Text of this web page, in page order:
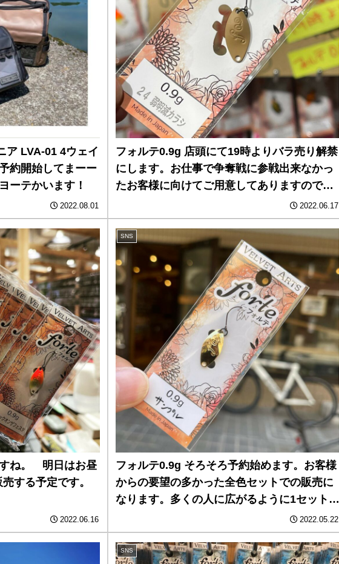
ア LVA-01 4ウェイ
約開始してまーー
ーテかいます！
2022.08.01
フォルテ0.9g 店頭にて19時よりバラ売り解禁
にします。お仕事で争奪戦に参戦出来なかっ
たお客様に向けてご用意してありますので、
2022.06.17
ね。 明日はお昼
する予定です。
2022.06.16
SNS
フォルテ0.9g そろそろ予約始めます。お客様
からの要望の多かった全色セットでの販売に
なります。多くの人に広がるように1セットず
つでお願いします。同じ名前、メールアドレ
ス、住所、電話番号のご注文は全てキャンセ
ルとなりますのでお気をつけ下さい。
2022.05.22
SNS